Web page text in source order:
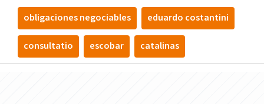
obligaciones negociables eduardo costantini
consultatio escobar catalinas